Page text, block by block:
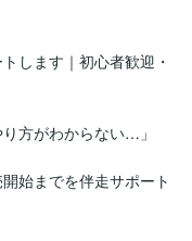
します｜初心者歓迎・
方がわからない…」
始までを伴走サポート